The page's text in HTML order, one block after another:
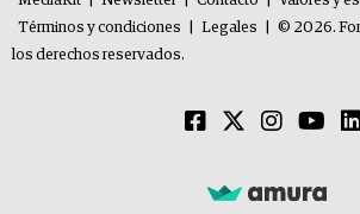
Términos y condiciones
Legales
© 2026.
los derechos reservados.